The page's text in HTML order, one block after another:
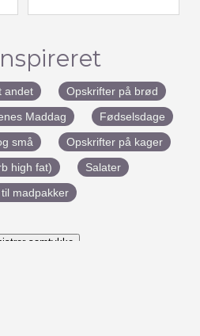
andet
Opskrifter på brød
Maddag
Fødselsdage
små
Opskrifter på kager
high fat)
Salater
madpakker
samtykke